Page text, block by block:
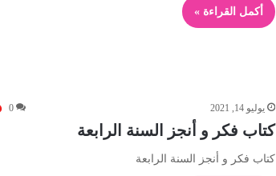
أكمل القراءة »
يوليو 14, 2021 0
كتاب فكر و أنجز السنة الرابعة
كتاب فكر و أنجز السنة الرابعة